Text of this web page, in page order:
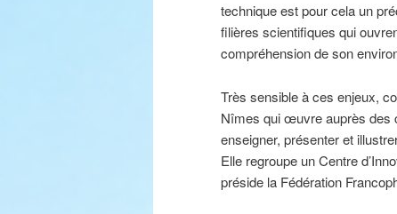
technique est pour cela un
filières scientifiques qui
compréhension de son
Très sensible à ces enjeux,
Nîmes qui œuvre auprès des
enseigner, présenter et
Elle regroupe un Centre
préside la Fédération